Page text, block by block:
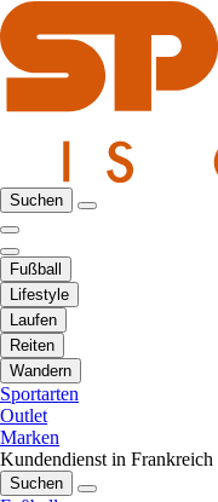
Suchen
Fußball
Lifestyle
Laufen
Reiten
Wandern
Sportarten
Outlet
Marken
Kundendienst in Frankreich
Suchen